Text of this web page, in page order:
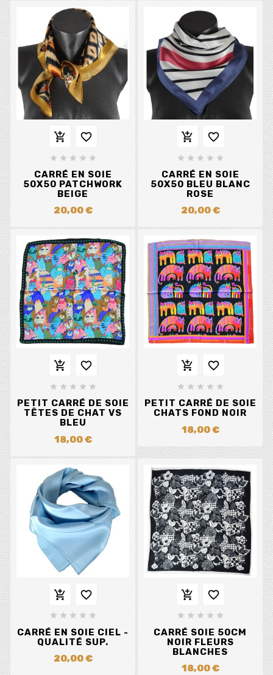
 
    
CARRÉ EN SOIE
50X50 PATCHWORK
BEIGE
20,00 €
 
    
CARRÉ EN SOIE
50X50 BLEU BLANC
ROSE
20,00 €
 
    
PETIT CARRÉ DE SOIE
TÊTES DE CHAT VS
BLEU
18,00 €
 
    
PETIT CARRÉ DE SOIE
CHATS FOND NOIR
18,00 €
 
    
CARRÉ EN SOIE CIEL -
QUALITÉ SUP.
20,00 €
 
    
CARRÉ SOIE 50CM
NOIR FLEURS
BLANCHES
18,00 €